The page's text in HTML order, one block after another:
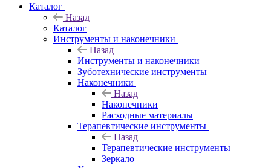
Каталог
Назад
Каталог
Инструменты и наконечники
Назад
Инструменты и наконечники
Зуботехнические инструменты
Наконечники
Назад
Наконечники
Расходные материалы
Терапевтические инструменты
Назад
Терапевтические инструменты
Зеркало